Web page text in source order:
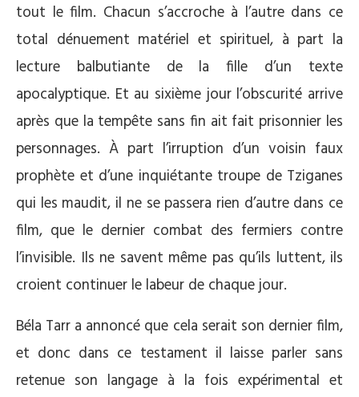
tout le film. Chacun s’accroche à l’autre dans ce
total dénuement matériel et spirituel, à part la
lecture balbutiante de la fille d’un texte
apocalyptique. Et au sixième jour l’obscurité arrive
après que la tempête sans fin ait fait prisonnier les
personnages. À part l’irruption d’un voisin faux
prophète et d’une inquiétante troupe de Tziganes
qui les maudit, il ne se passera rien d’autre dans ce
film, que le dernier combat des fermiers contre
l’invisible. Ils ne savent même pas qu’ils luttent, ils
croient continuer le labeur de chaque jour.
Béla Tarr a annoncé que cela serait son dernier film,
et donc dans ce testament il laisse parler sans
retenue son langage à la fois expérimental et